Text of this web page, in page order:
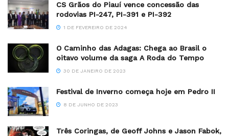
CS Grãos do Piauí vence concessão das
rodovias PI-247, PI-391 e PI-392
1 DE FEVEREIRO DE 2024
O Caminho das Adagas: Chega ao Brasil o
oitavo volume da saga A Roda do Tempo
30 DE JANEIRO DE 2023
Festival de Inverno começa hoje em Pedro II
8 DE JUNHO DE 2023
Três Coringas, de Geoff Johns e Jason Fabok,